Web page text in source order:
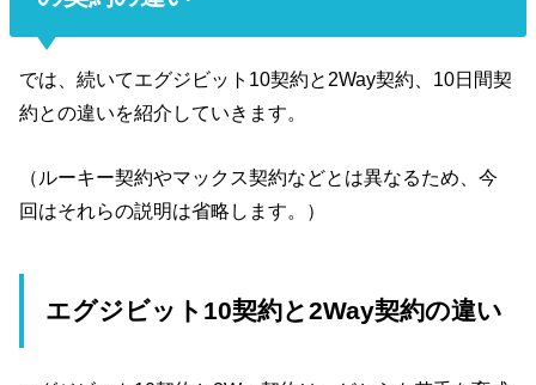
では、続いてエグジビット10契約と2Way契約、10日間契
約との違いを紹介していきます。
（ルーキー契約やマックス契約などとは異なるため、今
回はそれらの説明は省略します。）
エグジビット10契約と2Way契約の違い